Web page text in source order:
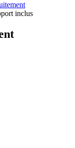
inclus